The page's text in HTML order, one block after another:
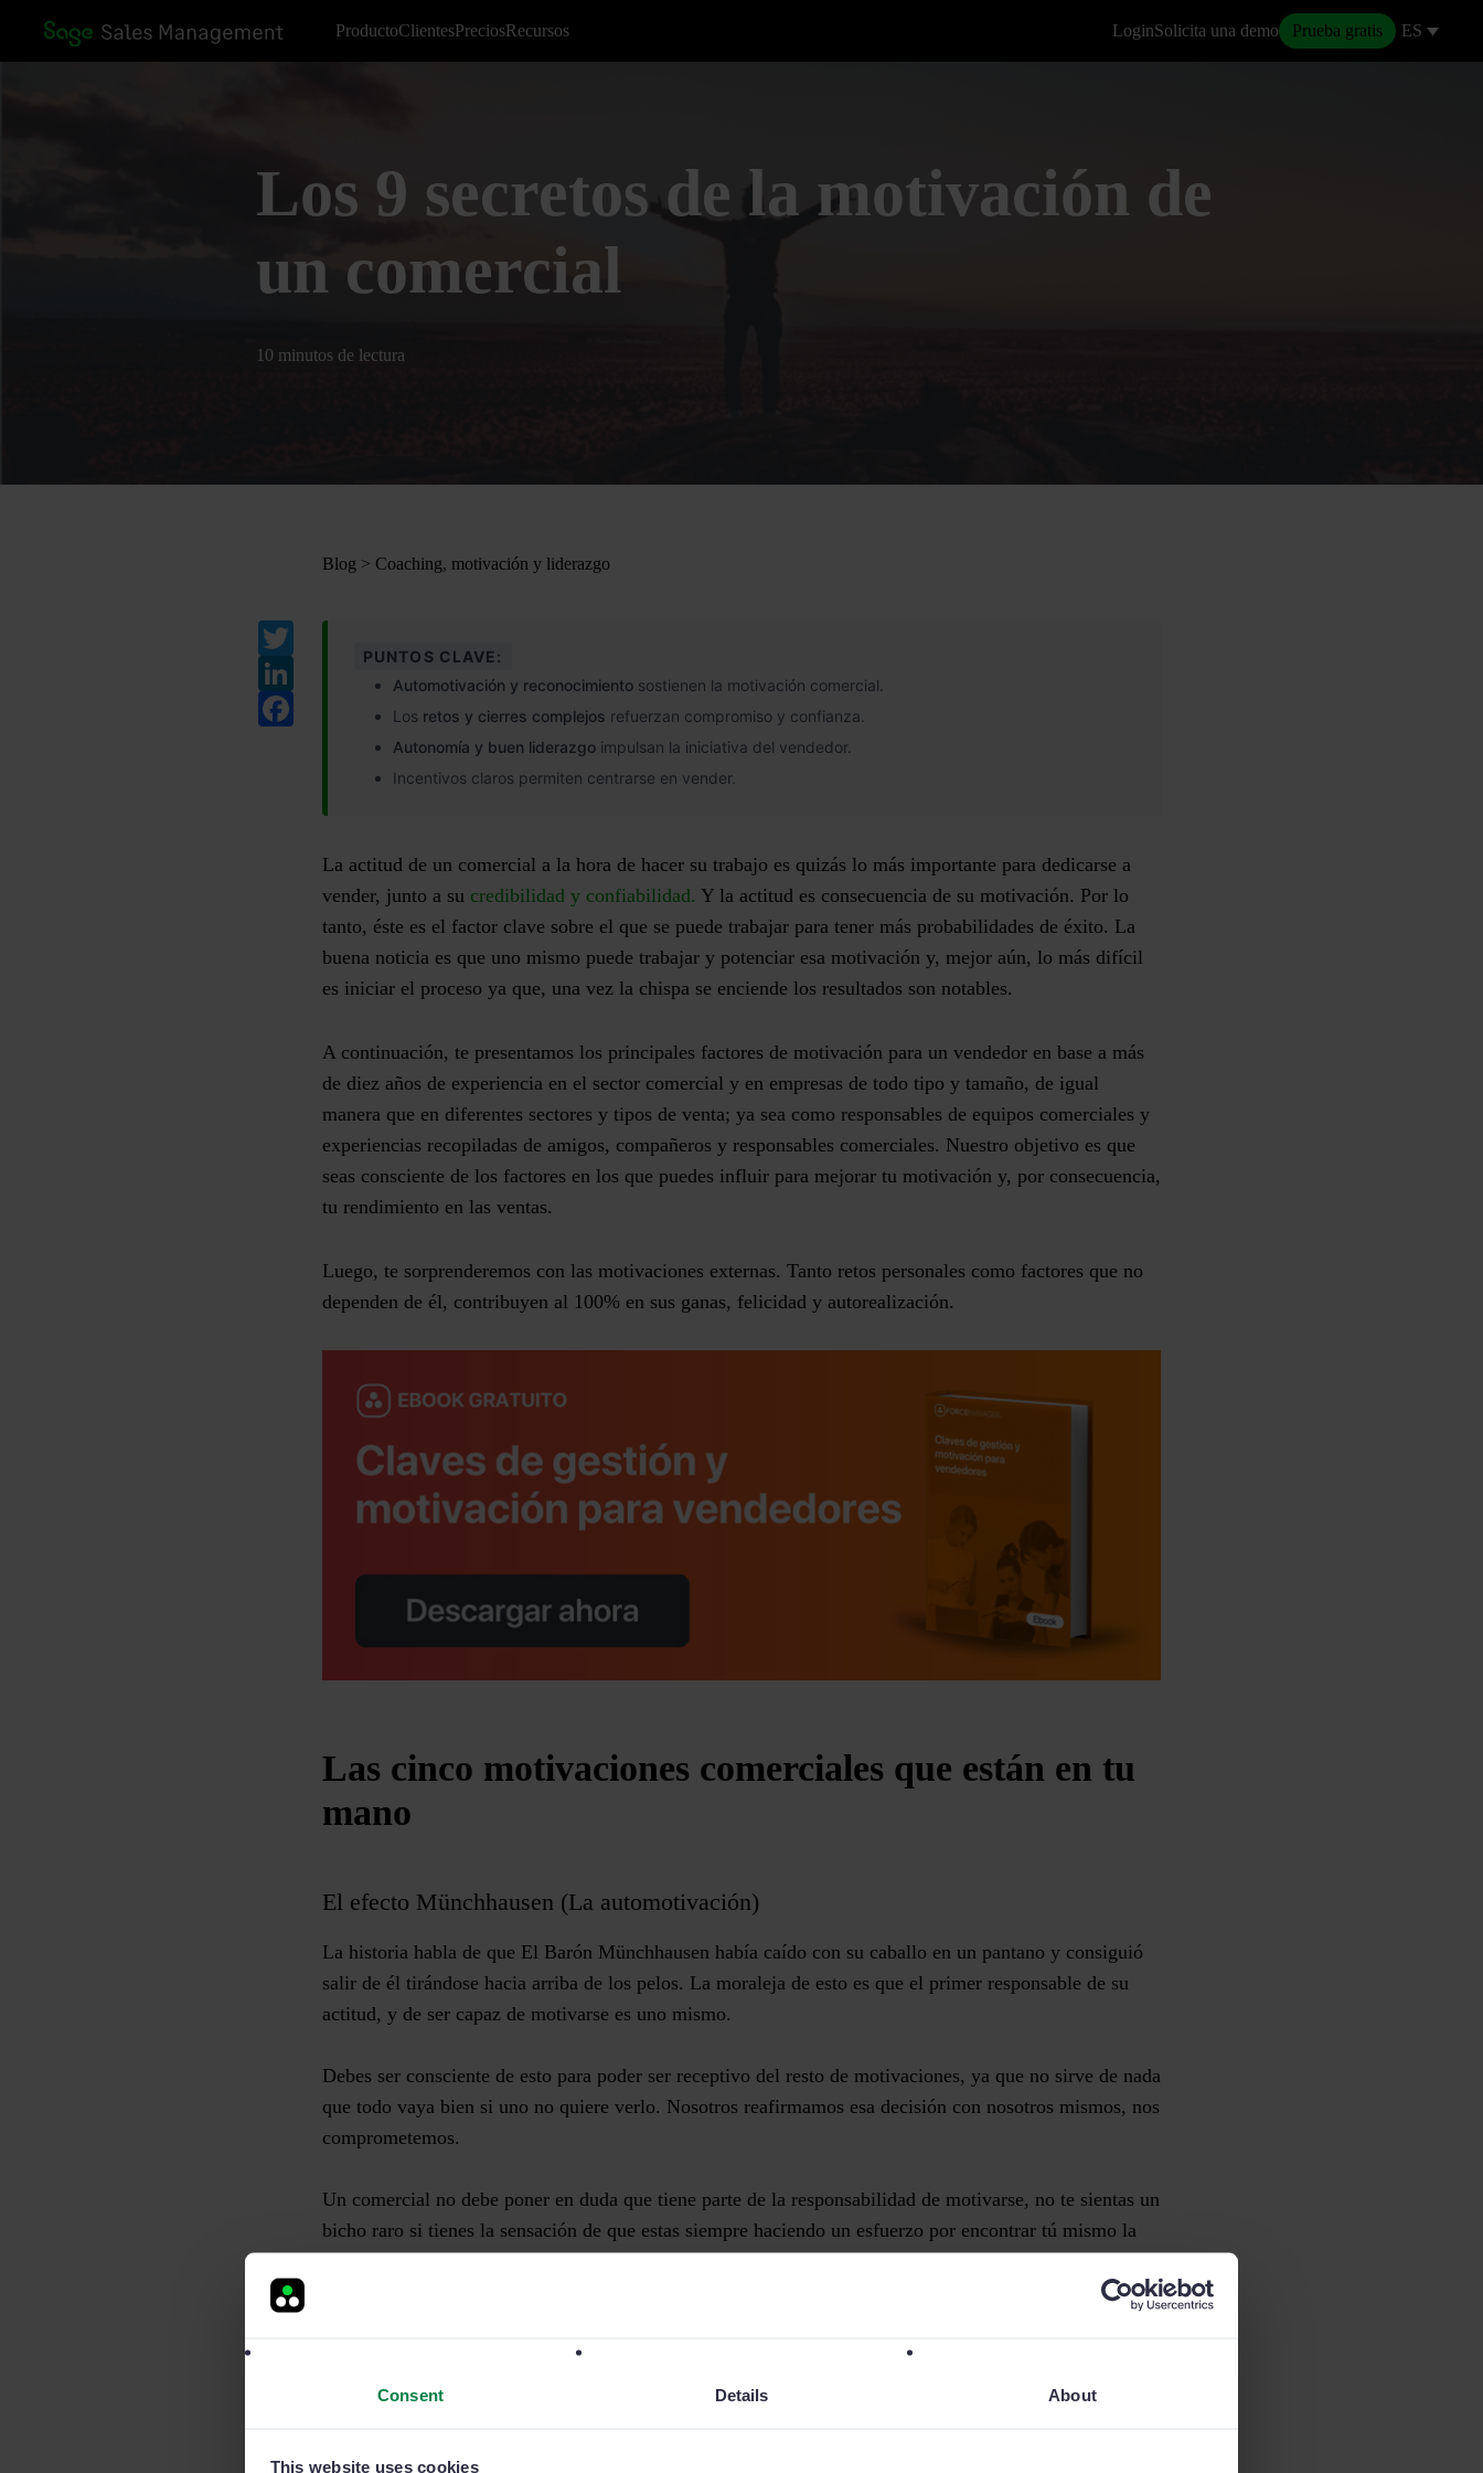
Consent Details About
This website uses cookies
ProductoClientesPreciosRecursos LoginSolicita una demo Prueba gratis ES
Los 9 secretos de la motivación de
un comercial
10 minutos de lectura
Blog > Coaching, motivación y liderazgo
Twitter
PUNTOS CLAVE:
Automotivación y reconocimiento sostienen la motivación comercial.
Los retos y cierres complejos refuerzan compromiso y confianza.
Autonomía y buen liderazgo impulsan la iniciativa del vendedor.
Incentivos claros permiten centrarse en vender.
La actitud de un comercial a la hora de hacer su trabajo es quizás lo más importante para dedicarse a
vender, junto a su credibilidad y confiabilidad. Y la actitud es consecuencia de su motivación. Por lo
tanto, éste es el factor clave sobre el que se puede trabajar para tener más probabilidades de éxito. La
buena noticia es que uno mismo puede trabajar y potenciar esa motivación y, mejor aún, lo más difícil
es iniciar el proceso ya que, una vez la chispa se enciende los resultados son notables.
A continuación, te presentamos los principales factores de motivación para un vendedor en base a más
de diez años de experiencia en el sector comercial y en empresas de todo tipo y tamaño, de igual
manera que en diferentes sectores y tipos de venta; ya sea como responsables de equipos comerciales y
experiencias recopiladas de amigos, compañeros y responsables comerciales. Nuestro objetivo es que
seas consciente de los factores en los que puedes influir para mejorar tu motivación y, por consecuencia,
tu rendimiento en las ventas.
Luego, te sorprenderemos con las motivaciones externas. Tanto retos personales como factores que no
dependen de él, contribuyen al 100% en sus ganas, felicidad y autorealización.
Las cinco motivaciones comerciales que están en tu
mano
El efecto Münchhausen (La automotivación)
La historia habla de que El Barón Münchhausen había caído con su caballo en un pantano y consiguió
salir de él tirándose hacia arriba de los pelos. La moraleja de esto es que el primer responsable de su
actitud, y de ser capaz de motivarse es uno mismo.
Debes ser consciente de esto para poder ser receptivo del resto de motivaciones, ya que no sirve de nada
que todo vaya bien si uno no quiere verlo. Nosotros reafirmamos esa decisión con nosotros mismos, nos
comprometemos.
Un comercial no debe poner en duda que tiene parte de la responsabilidad de motivarse, no te sientas un
bicho raro si tienes la sensación de que estas siempre haciendo un esfuerzo por encontrar tú mismo la
motivación de seguir, ya que eso es común entre todos los vendedores de éxito. La primera gran